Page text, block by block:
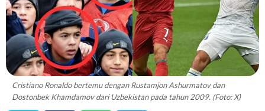
Cristiano Ronaldo bertemu dengan Rustamjon Ashurmatov dan
Dostonbek Khamdamov dari Uzbekistan pada tahun 2009. (Foto: X)